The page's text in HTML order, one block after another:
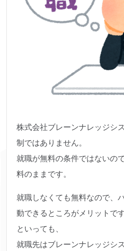
株式会社ブレーンナレッジシ
制ではありません。
就職が無料の条件ではないの
料のままです。
就職しなくても無料なので、
動できるところがメリットです
といっても、
就職先はブレーンナレッジシ